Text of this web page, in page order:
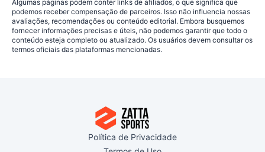
Algumas páginas podem conter links de afiliados, o que significa que
podemos receber compensação de parceiros. Isso não influencia nossas
avaliações, recomendações ou conteúdo editorial. Embora busquemos
fornecer informações precisas e úteis, não podemos garantir que todo o
conteúdo esteja completo ou atualizado. Os usuários devem consultar os
termos oficiais das plataformas mencionadas.
Política de Privacidade